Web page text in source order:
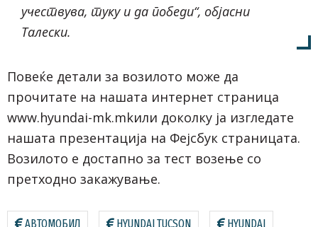
учествува, туку и да победи“, објасни
Талески.
Повеќе детали за возилото може да
прочитате на нашата интернет страница
www.hyundai-mk.mkили доколку ја изгледате
нашата презентација на Фејсбук страницата.
Возилото е достапно за тест возење со
претходно закажување.
АВТОМОБИЛ HYUNDAI TUCSON HYUNDAI